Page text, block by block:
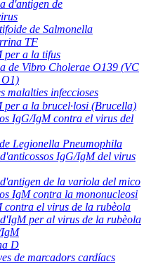
d'antigen de
de Salmonella
TF
per a la tifus
de Vibro Cholerae O139 (VC
malalties infeccioses
a la brucel·losi (Brucella)
IgG/IgM contra el virus del
Legionella Pneumophila
IgG/IgM del virus
de la variola del mico
IgM contra la mononucleosi
contra el virus de la rubèola
per al virus de la rubèola
D
de marcadors cardíacs